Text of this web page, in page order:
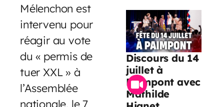
Mélenchon est
intervenu pour
réagir au vote
du « permis de
tuer XXL » à
l’Assemblée
nationale, le 7
Discours du 14
juillet à
Paimpont avec
Mathilde